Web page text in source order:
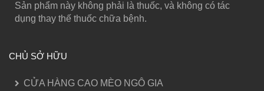
Sản phẩm này không phải là thuốc, và không có tác
dụng thay thế thuốc chữa bệnh.
CHỦ SỞ HỮU
CỬA HÀNG CAO MÈO NGÔ GIA